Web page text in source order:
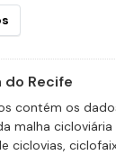
do Recife
contém os
malha cicloviária
ciclovias,